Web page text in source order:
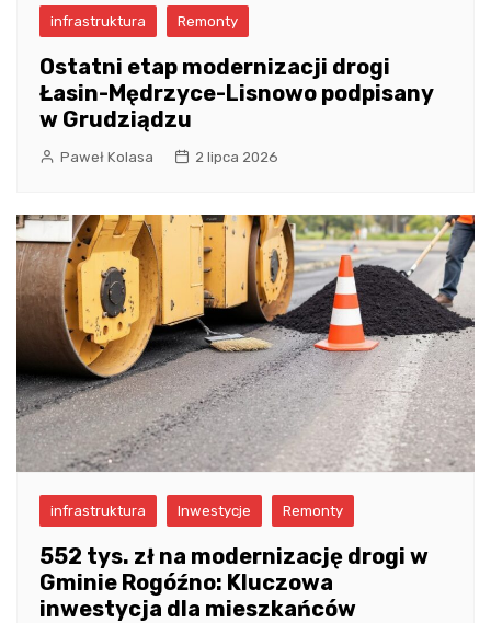
infrastruktura Remonty
Ostatni etap modernizacji drogi
Łasin-Mędrzyce-Lisnowo podpisany
w Grudziądzu
Paweł Kolasa 2 lipca 2026
infrastruktura Inwestycje Remonty
552 tys. zł na modernizację drogi w
Gminie Rogóźno: Kluczowa
inwestycja dla mieszkańców